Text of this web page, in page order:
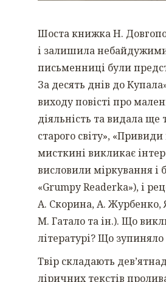
Шоста книжка Н.
і залишила небайдужими
письменниці були
За десять днів до
виходу повісті про
діяльність та видала
старого світу»,
мисткині викликає
висловили міркування і
«Grumpy Readerka»), і
А. Скорина, А. Журбенко,
М. Гатало та ін.). Що
літературі? Що
Твір складають
ліричних текстів